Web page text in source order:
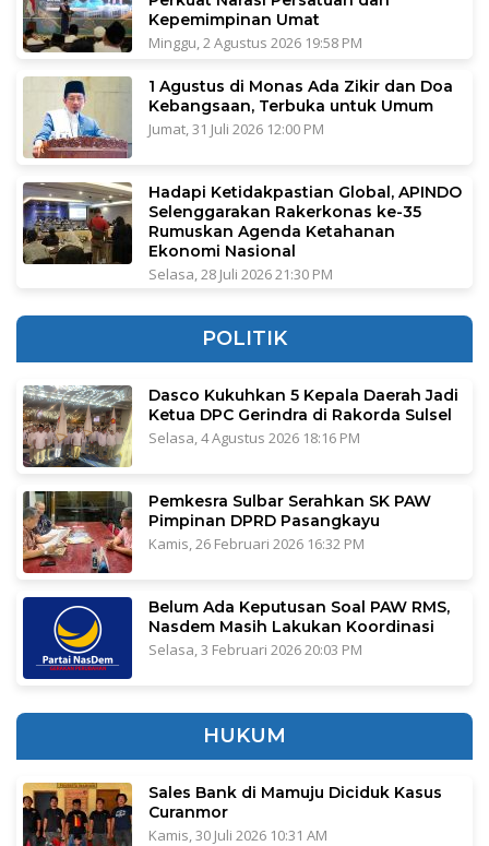
Kepemimpinan Umat
Minggu, 2 Agustus 2026 19:58 PM
1 Agustus di Monas Ada Zikir dan Doa
Kebangsaan, Terbuka untuk Umum
Jumat, 31 Juli 2026 12:00 PM
Hadapi Ketidakpastian Global, APINDO
Selenggarakan Rakerkonas ke-35
Rumuskan Agenda Ketahanan
Ekonomi Nasional
Selasa, 28 Juli 2026 21:30 PM
POLITIK
Dasco Kukuhkan 5 Kepala Daerah Jadi
Ketua DPC Gerindra di Rakorda Sulsel
Selasa, 4 Agustus 2026 18:16 PM
Pemkesra Sulbar Serahkan SK PAW
Pimpinan DPRD Pasangkayu
Kamis, 26 Februari 2026 16:32 PM
Belum Ada Keputusan Soal PAW RMS,
Nasdem Masih Lakukan Koordinasi
Selasa, 3 Februari 2026 20:03 PM
HUKUM
Sales Bank di Mamuju Diciduk Kasus
Curanmor
Kamis, 30 Juli 2026 10:31 AM